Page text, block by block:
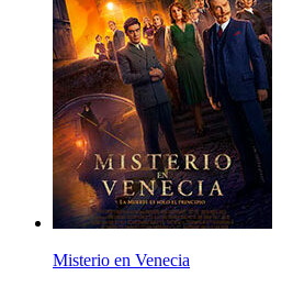
Misterio en Venecia